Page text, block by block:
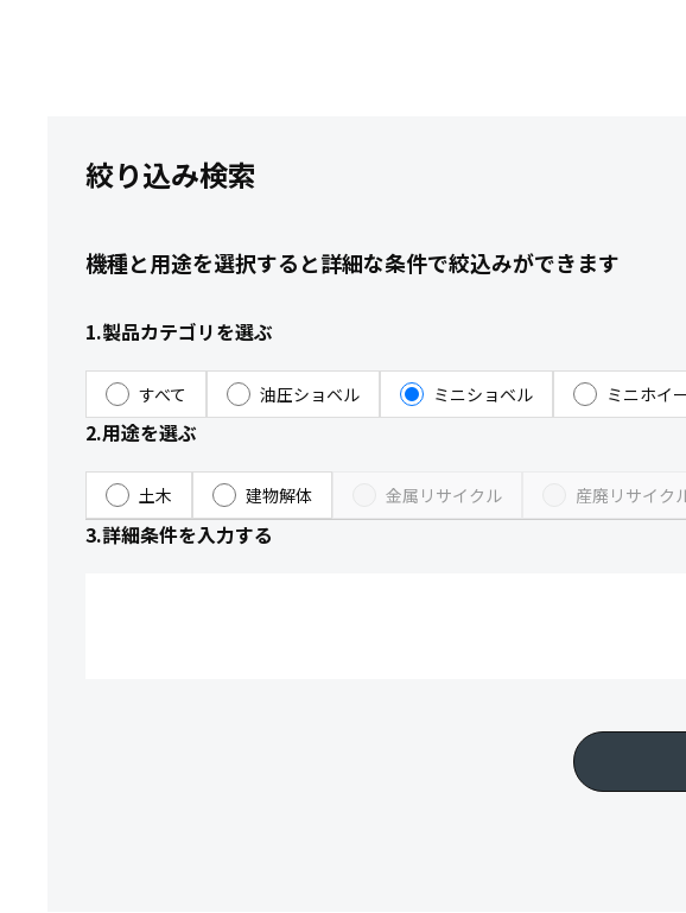
絞り込み検索
機種と用途を選択すると詳細な条件で絞込みができます
1.製品カテゴリを選ぶ
すべて 油圧ショベル ミニショベル ミニホイ
2.用途を選ぶ
土木 建物解体 金属リサイクル 産廃リサイク
3.詳細条件を入力する